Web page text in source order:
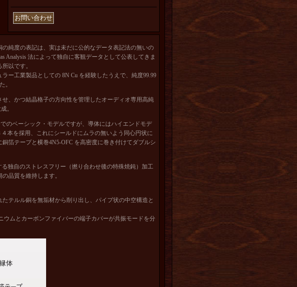
純度の表記は、実は未だに公的なデータ表記法の無いの
Analysis 法によって独自に客観データとして公表してきま
以です。
ー工業製品としての 8N Cu を経験したうえで、純度99.99
。
、かつ結晶格子の方向性を管理したオーディオ専用高純
。
のベーシック・モデルですが、導体にはハイエンドモデ
４本を採用、これにシールドにムラの無いよう同心円状に
箔テープと横巻4N5-OFC を高密度に巻き付けてダブルシ
独自のストレスフリー（撚り合わせ後の特殊焼鈍）加工
品質を維持します。
テルル銅を無垢材から削り出し、パイプ状の中空構造と
ウムとカーボンファイバーの端子カバーが共振モードを分